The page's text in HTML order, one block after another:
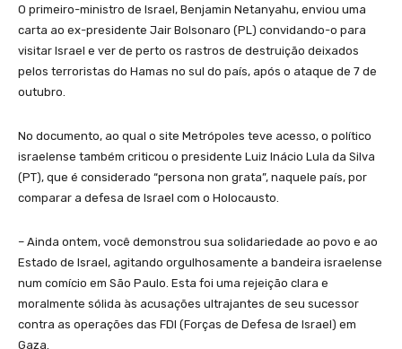
O primeiro-ministro de Israel, Benjamin Netanyahu, enviou uma
carta ao ex-presidente Jair Bolsonaro (PL) convidando-o para
visitar Israel e ver de perto os rastros de destruição deixados
pelos terroristas do Hamas no sul do país, após o ataque de 7 de
outubro.
No documento, ao qual o site Metrópoles teve acesso, o político
israelense também criticou o presidente Luiz Inácio Lula da Silva
(PT), que é considerado “persona non grata”, naquele país, por
comparar a defesa de Israel com o Holocausto.
– Ainda ontem, você demonstrou sua solidariedade ao povo e ao
Estado de Israel, agitando orgulhosamente a bandeira israelense
num comício em São Paulo. Esta foi uma rejeição clara e
moralmente sólida às acusações ultrajantes de seu sucessor
contra as operações das FDI (Forças de Defesa de Israel) em
Gaza.